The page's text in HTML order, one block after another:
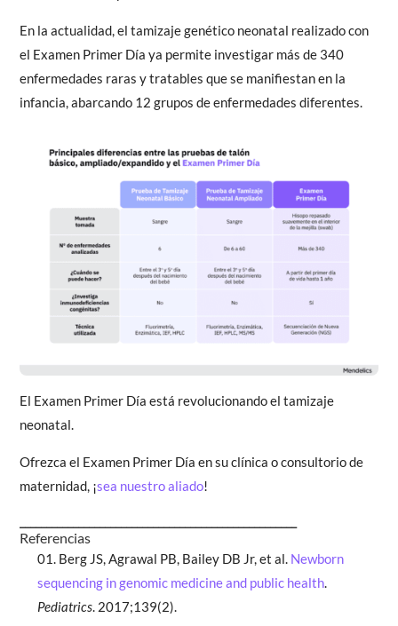
En la actualidad, el tamizaje genético neonatal realizado con
el Examen Primer Día ya permite investigar más de 340
enfermedades raras y tratables que se manifiestan en la
infancia, abarcando 12 grupos de enfermedades diferentes.
El Examen Primer Día está revolucionando el tamizaje
neonatal.
Ofrezca el Examen Primer Día en su clínica o consultorio de
maternidad, ¡sea nuestro aliado!
Referencias
Berg JS, Agrawal PB, Bailey DB Jr, et al. Newborn
sequencing in genomic medicine and public health.
Pediatrics. 2017;139(2).